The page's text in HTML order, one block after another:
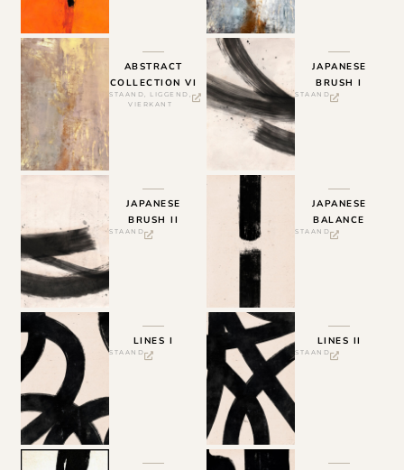
ABSTRACT
COLLECTION VI
STAAND, LIGGEND ,
VIERKANT
JAPANESE
BRUSH I
STAAND
JAPANESE
BRUSH II
STAAND
JAPANESE
BALANCE
STAAND
LINES I
STAAND
LINES II
STAAND